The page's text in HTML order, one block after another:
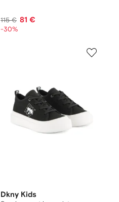
115 € 81 €
-30%
Dkny Kids